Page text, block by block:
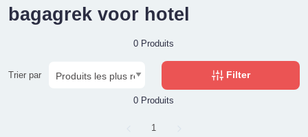
bagagrek voor hotel
0 Produits
Trier par Filter
0 Produits
Page
1